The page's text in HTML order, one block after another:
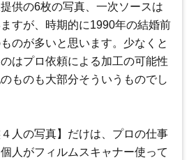
供の6枚の写真、一次ソースは
すが、時期的に1990年の結婚前
のが多いと思います。少なくと
はプロ依頼による加工の可能性
ものも大部分そういうものでし
４人の写真】だけは、プロの仕事
人がフィルムスキャナー使って